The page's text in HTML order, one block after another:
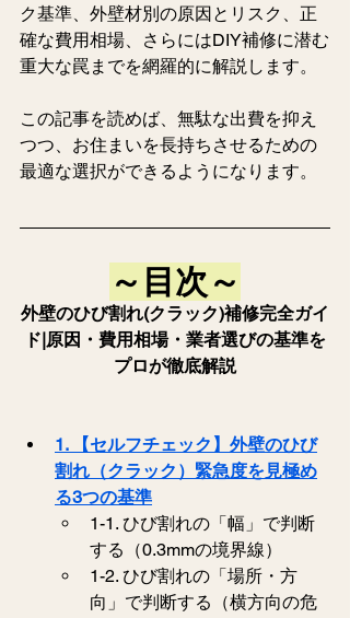
ク基準、外壁材別の原因とリスク、正
確な費用相場、さらにはDIY補修に潜む
重大な罠までを網羅的に解説します。
この記事を読めば、無駄な出費を抑え
つつ、お住まいを長持ちさせるための
最適な選択ができるようになります。
～目次～
外壁のひび割れ(クラック)補修完全ガイ
ド|原因・費用相場・業者選びの基準を
プロが徹底解説
1. 【セルフチェック】外壁のひび
割れ（クラック）緊急度を見極め
る3つの基準
1-1. ひび割れの「幅」で判断
する（0.3mmの境界線）
1-2. ひび割れの「場所・方
向」で判断する（横方向の危